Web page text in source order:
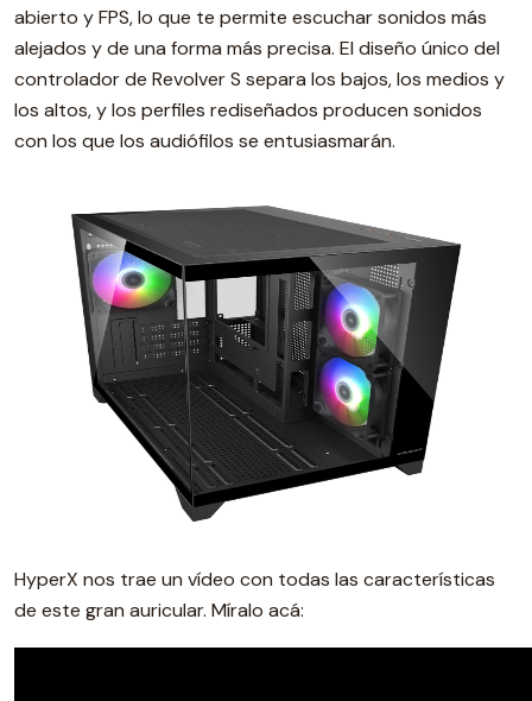
abierto y FPS, lo que te permite escuchar sonidos más
alejados y de una forma más precisa. El diseño único del
controlador de Revolver S separa los bajos, los medios y
los altos, y los perfiles rediseñados producen sonidos
con los que los audiófilos se entusiasmarán.
HyperX nos trae un vídeo con todas las características
de este gran auricular. Míralo acá: